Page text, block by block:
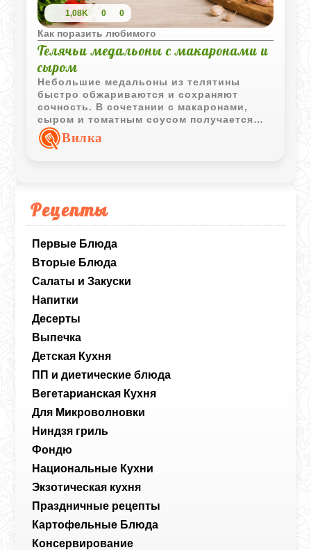
Рецепты
Первые Блюда
Вторые Блюда
Салаты и Закуски
Напитки
Десерты
Выпечка
Детская Кухня
ПП и диетические блюда
Вегетарианская Кухня
Для Микроволновки
Ниндзя гриль
Фондю
Национальные Кухни
Экзотическая кухня
Праздничные рецепты
Картофельные Блюда
Консервирование
1,08K 0 0
Как поразить любимого
Телячьи медальоны с макаронами и
сыром
Небольшие медальоны из телятины
быстро обжариваются и сохраняют
сочность. В сочетании с макаронами,
сыром и томатным соусом получается
полноценное и сытное горячее блюдо.
Вилка